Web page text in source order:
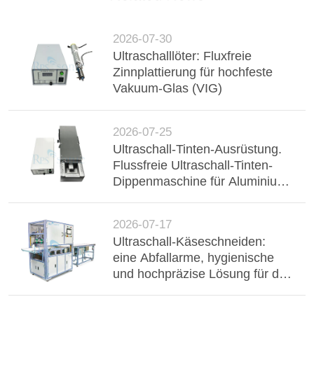
2026-07-30
Ultraschalllöter: Fluxfreie
Zinnplattierung für hochfeste
Vakuum-Glas (VIG)
2026-07-25
Ultraschall-Tinten-Ausrüstung.
Flussfreie Ultraschall-Tinten-
Dippenmaschine für Aluminium-
2026-07-17
Ultraschall-Käseschneiden:
eine Abfallarme, hygienische
und hochpräzise Lösung für die